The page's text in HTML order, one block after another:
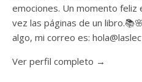
emociones. Un momento
vez las páginas de un
algo, mi correo es:
Ver perfil completo →